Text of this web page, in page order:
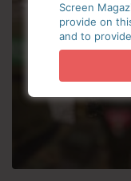
Screen
provide on
and to